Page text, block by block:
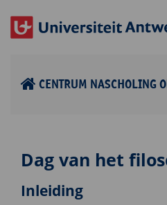
CENTRUM NASCHOLING
Dag van het
Inleiding